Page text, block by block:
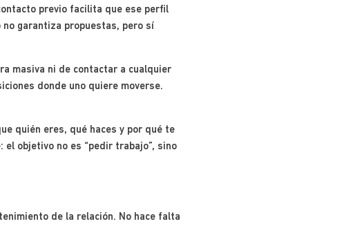
previo facilita que ese perfil
garantiza propuestas, pero sí
masiva ni de contactar a cualquier
donde uno quiere moverse.
quién eres, qué haces y por qué te
objetivo no es “pedir trabajo”, sino
de la relación. No hace falta